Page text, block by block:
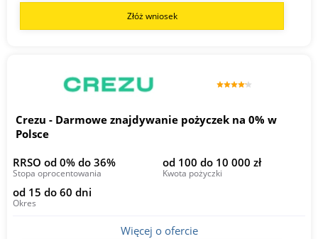
Złóż wniosek
Crezu - Darmowe znajdywanie pożyczek na 0% w
Polsce
RRSO od 0% do 36%
Stopa oprocentowania
od 100 do 10 000 zł
Kwota pożyczki
od 15 do 60 dni
Okres
Więcej o ofercie